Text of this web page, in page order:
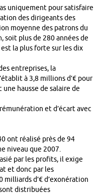
uniquement pour satisfaire
des dirigeants des
moyenne des patrons du
soit plus de 280 années de
la plus forte sur les dix
entreprises, la
à 3,8 millions d’€ pour
une hausse de salaire de
et d’écart avec
ont réalisé près de 94
niveau que 2007.
par les profits, il exige
et donc par les
d’€ d’exonération
distribuées